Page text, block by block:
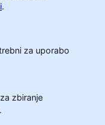
.
za uporabo
zbiranje